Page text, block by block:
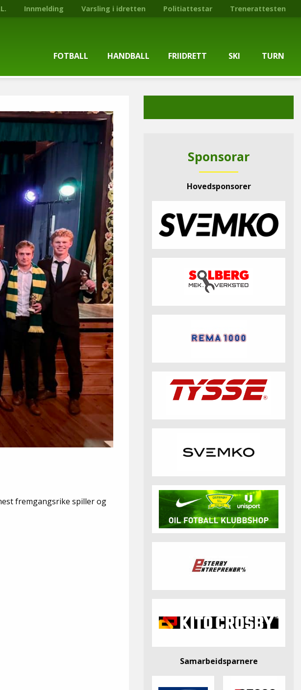
Innmelding Varsling i idretten Politiattestar Trenerattesten
FOTBALL
Treningstider
Kontaktpersonar
Stjernelaget
Nyhetsarkiv
Seniorfotball 2026
Mediesaker
OIL Fotball Klubbshop
HANDBALL
Kontaktpersonar
Treningstilbod
Nyheitsarkiv
Mediesaker
FRIIDRETT
Nyheitsarkiv
Aktuell info m.m.
Resultat og statistikk
Linkar
SKI
Nyheitsarkiv
TURN
Treningstid
Retningslinjer på trening
Fotosamtykke
Nyheitsarkiv
fremgangsrike spiller og
Sponsorar
Hovedsponsorer
Samarbeidsparnere